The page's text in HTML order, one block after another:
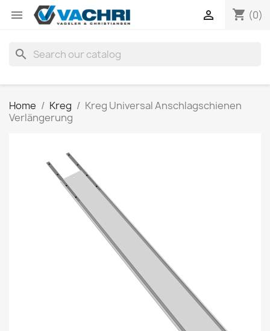
 shopping_cart (0)

search
Home Kreg
Kreg Universal Anschlagschienen
Verlängerung